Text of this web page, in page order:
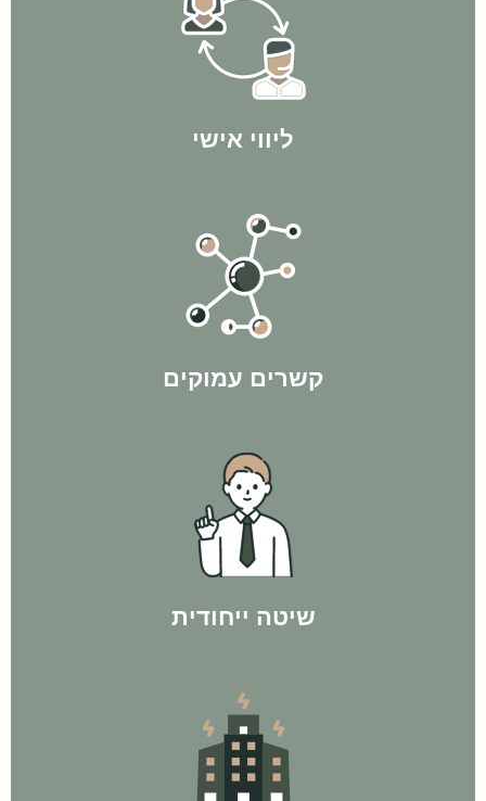
ליווי אישי
אנחנו איתך לאורך כל הדרך - מהשיחה והפגישה הראשונה, דרך
בניית התכנית העסקית, עד הרכישה וגם הרבה אחריה!
קשרים עמוקים
הקשרים שיצרנו במהלך השנים בהחלט הולכים להיות לטובתך
בתהליך ולהשיג לך תוצאות מקסימליות!
שיטה ייחודית
אנחנו פועלים בשיטת המהפך - לא רצים ישר לקנות נכסים
"מניבים". קודם כל מגיעים למספר האישי של הלקוח, באמצעות
עסקאות פליפ ולפי חוק ה-300 - ורק אז משקיעים בנכס מניב.
לחברת BP Group יש את המוניטין הרב ביותר בתחום ההשקעות
בישראל עם ליווי של אלפי לקוחות מרוצים ל100% הצלחה.